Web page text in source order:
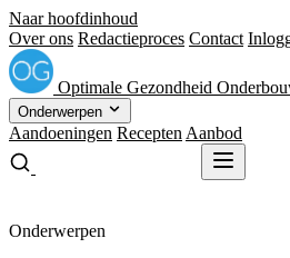
Naar hoofdinhoud
Over ons Redactieproces Contact
Optimale Gezondheid
Onderwerpen
Aandoeningen Recepten Aanbod
Onderwerpen